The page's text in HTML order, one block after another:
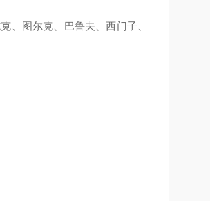
、图尔克、巴鲁夫、西门子、